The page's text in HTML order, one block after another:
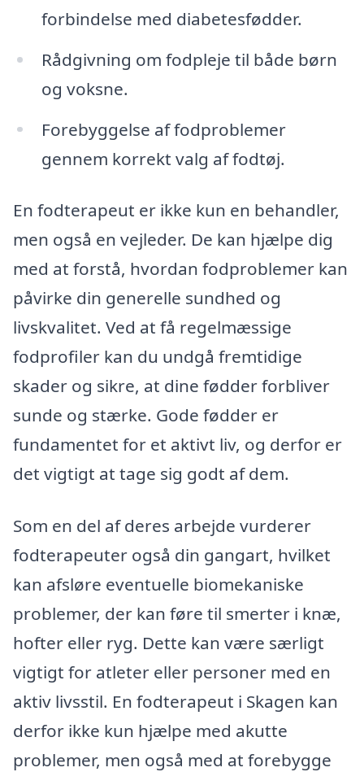
forbindelse med diabetesfødder.
Rådgivning om fodpleje til både børn
og voksne.
Forebyggelse af fodproblemer
gennem korrekt valg af fodtøj.
En fodterapeut er ikke kun en behandler,
men også en vejleder. De kan hjælpe dig
med at forstå, hvordan fodproblemer kan
påvirke din generelle sundhed og
livskvalitet. Ved at få regelmæssige
fodprofiler kan du undgå fremtidige
skader og sikre, at dine fødder forbliver
sunde og stærke. Gode fødder er
fundamentet for et aktivt liv, og derfor er
det vigtigt at tage sig godt af dem.
Som en del af deres arbejde vurderer
fodterapeuter også din gangart, hvilket
kan afsløre eventuelle biomekaniske
problemer, der kan føre til smerter i knæ,
hofter eller ryg. Dette kan være særligt
vigtigt for atleter eller personer med en
aktiv livsstil. En fodterapeut i Skagen kan
derfor ikke kun hjælpe med akutte
problemer, men også med at forebygge